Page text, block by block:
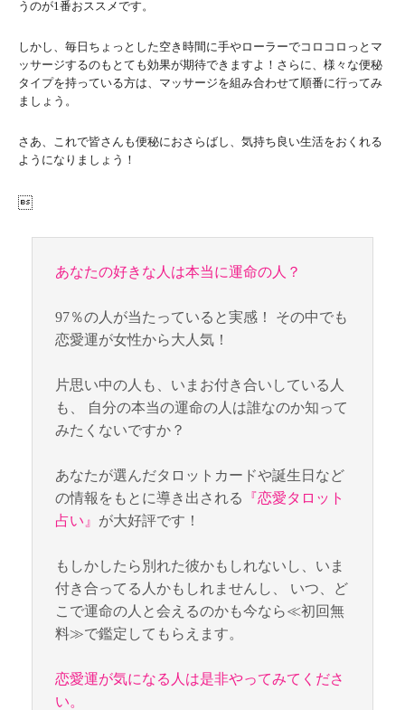
うのが1番おススメです。
しかし、毎日ちょっとした空き時間に手やローラーでコロコロっとマ
ッサージするのもとても効果が期待できますよ！さらに、様々な便秘
タイプを持っている方は、マッサージを組み合わせて順番に行ってみ
ましょう。
さあ、これで皆さんも便秘におさらばし、気持ち良い生活をおくれる
ようになりましょう！

あなたの好きな人は本当に運命の人？
97％の人が当たっていると実感！ その中でも
恋愛運が女性から大人気！
片思い中の人も、いまお付き合いしている人
も、 自分の本当の運命の人は誰なのか知って
みたくないですか？
あなたが選んだタロットカードや誕生日など
の情報をもとに導き出される
『恋愛タロット
占い』 が大好評です！
もしかしたら別れた彼かもしれないし、いま
付き合ってる人かもしれませんし、 いつ、ど
こで運命の人と会えるのかも今なら≪初回無
料≫で鑑定してもらえます。
恋愛運が気になる人は是非やってみてくださ
い。